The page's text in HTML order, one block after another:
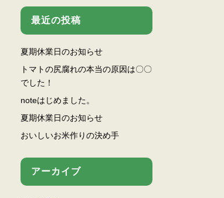
最近の投稿
夏期休業日のお知らせ
トマトの尻腐れの本当の原因は〇〇
でした！
noteはじめました。
夏期休業日のお知らせ
おいしいお米作りの決め手
アーカイブ